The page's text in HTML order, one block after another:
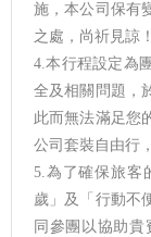
施，本公司保有
之處，尚祈見諒！
4.本行程設定為
全及相關問題，
此而無法滿足您
公司套裝自由行
5.為了確保旅客
歲」及「行動不
同參團以協助